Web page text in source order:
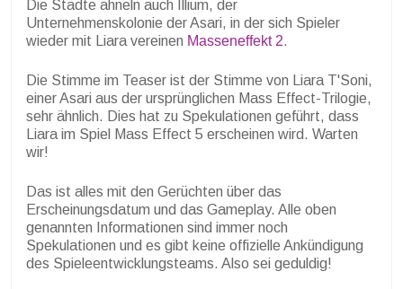
Die Städte ähneln auch Illium, der
Unternehmenskolonie der Asari, in der sich Spieler
wieder mit Liara vereinen Masseneffekt 2.
Die Stimme im Teaser ist der Stimme von Liara T'Soni,
einer Asari aus der ursprünglichen Mass Effect-Trilogie,
sehr ähnlich. Dies hat zu Spekulationen geführt, dass
Liara im Spiel Mass Effect 5 erscheinen wird. Warten
wir!
Das ist alles mit den Gerüchten über das
Erscheinungsdatum und das Gameplay. Alle oben
genannten Informationen sind immer noch
Spekulationen und es gibt keine offizielle Ankündigung
des Spieleentwicklungsteams. Also sei geduldig!